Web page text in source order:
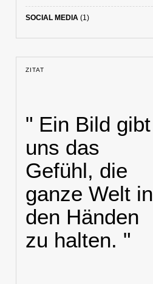
SOCIAL MEDIA(1)
ZITAT
" Ein Bild gibt
uns das
Gefühl, die
ganze Welt in
den Händen
zu halten. "